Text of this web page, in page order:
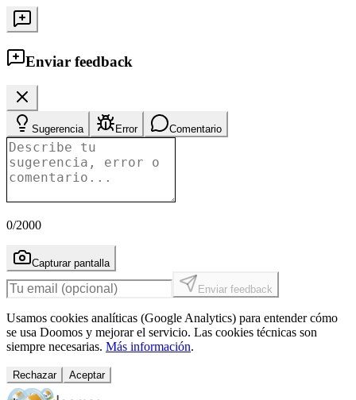
Enviar feedback
Sugerencia Error Comentario
0/2000
Capturar pantalla
Enviar feedback
Usamos cookies analíticas (Google Analytics) para entender cómo
se usa Doomos y mejorar el servicio. Las cookies técnicas son
siempre necesarias. Más información.
Rechazar Aceptar